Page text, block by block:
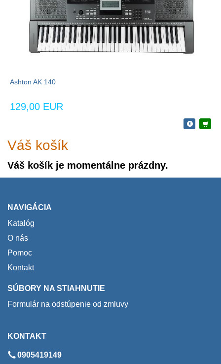
Ashton AK 140
129,00 EUR
Váš košík
Váš košík je momentálne prázdny.
NAVIGÁCIA
Katalóg
O nás
Pomoc
Kontakt
SÚBORY NA STIAHNUTIE
Formulár na odstúpenie od zmluvy
KONTAKT
0905419149